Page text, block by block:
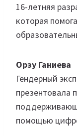
16-летняя
которая
Орзу Ганиева
Гендерный
презентовала
помощью